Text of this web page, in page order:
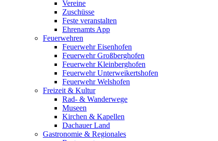
Vereine
Zuschüsse
Feste veranstalten
Ehrenamts App
Feuerwehren
Feuerwehr Eisenhofen
Feuerwehr Großberghofen
Feuerwehr Kleinberghofen
Feuerwehr Unterweikertshofen
Feuerwehr Welshofen
Freizeit & Kultur
Rad- & Wanderwege
Museen
Kirchen & Kapellen
Dachauer Land
Gastronomie & Regionales